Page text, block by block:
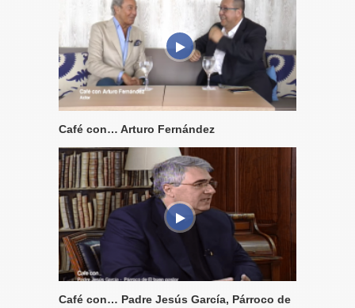
Café con… Arturo Fernández
Café con… Padre Jesús García, Párroco de